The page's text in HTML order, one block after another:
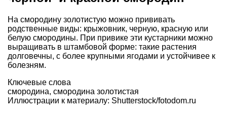
На смородину золотистую можно прививать
родственные виды: крыжовник, черную, красную или
белую смородины. При привике эти кустарники можно
выращивать в штамбовой форме: такие растения
долговечны, с более крупными ягодами и устойчивее к
болезням.
Ключевые слова
смородина, смородина золотистая
Иллюстрации к материалу: Shutterstock/fotodom.ru